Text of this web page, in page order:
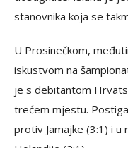
stanovnika koja se
U Prosinečkom,
iskustvom na
je s debitantom
trećem mjestu.
protiv Jamajke (3:1) i